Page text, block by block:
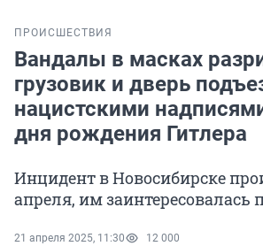
ПРОИСШЕСТВИЯ
Вандалы в масках
грузовик и дверь
нацистскими
дня рождения Гитлера
Инцидент в Новосибирске
апреля, им заинтересовалась
21 апреля 2025, 11:30 12 000